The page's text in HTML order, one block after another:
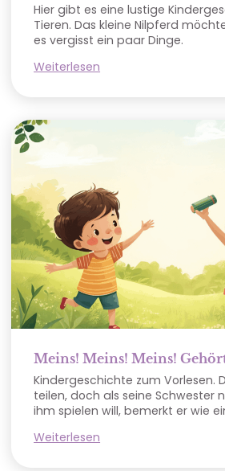
Hier gibt es eine lustige
Tieren. Das kleine Nilpferd
es vergisst ein paar Dinge.
Weiterlesen
Meins! Meins! Meins!
Kindergeschichte zum Vorlesen.
teilen, doch als seine Schwester
ihm spielen will, bemerkt er wie
Weiterlesen